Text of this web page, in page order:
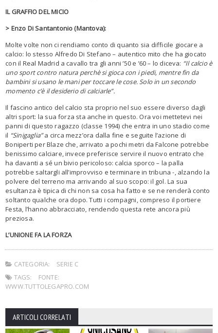
IL GRAFFIO DEL MICIO
> Enzo Di Santantonio (Mantova):
Molte volte non ci rendiamo conto di quanto sia difficile giocare a
calcio: lo stesso Alfredo Di Stefano – autentico mito che ha giocato
con il Real Madrid a cavallo tra gli anni ’50 e ’60 – lo diceva: “Il calcio è
uno sport contro natura perchè si gioca con i piedi, mentre fin da
bambini si usano le mani per toccare le cose. Solo in un secondo
momento c’è il desiderio di calciarle”.
Il fascino antico del calcio sta proprio nel suo essere diverso dagli
altri sport: la sua forza sta anche in questo. Ora voi mettetevi nei
panni di questo ragazzo (classe 1994) che entra in uno stadio come
il “Sinigaglia”a circa mezz’ora dalla fine e seguite l’azione di
Boniperti per Blaze che, arrivato a pochi metri da Falcone potrebbe
benissimo calciare, invece preferisce servire il nuovo entrato che
ha davanti a sé un bivio pericoloso: calcia sporco – la palla
potrebbe saltargli all’improvviso e terminare in tribuna -, alzando la
polvere del terreno ma arrivando al suo scopo: il gol. La sua
esultanza è tipica di chi non sa cosa ha fatto e se ne renderà conto
soltanto qualche ora dopo. Tutti i compagni, compreso il portiere
Festa, l’hanno abbracciato, rendendo questa rete ancora più
preziosa.
L’UNIONE FA LA FORZA
CATEGORIA:
SERIE C
TAGS:
FONTE:
WWW.TUTTOLEGAPRO.COM
ARTICOLI CORRELATI